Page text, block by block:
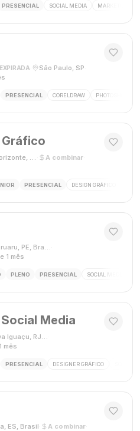
PRESENCIAL SOCIAL MEDIA MARKETING
São Paulo, SP
PRESENCIAL CORELDRAW PHOTOSHOP
Gráfico
Belo Horizonte, MG A combinar·
PRESENCIAL DESIGN GRÁFICO
Caruaru, PE, Brasil
1 mês
PLENO PRESENCIAL SOCIAL MEDIA
Media
Nova Iguaçu, RJ, Brasil
mês
PRESENCIAL DESIGNER GRÁFICO
ES, Brasil A combinar·